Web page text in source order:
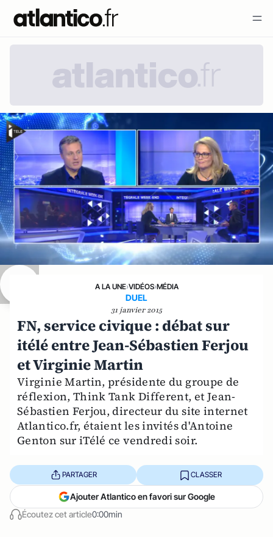
A LA UNE›VIDÉOS›MÉDIA
DUEL
31 janvier 2015
FN, service civique : débat sur
itélé entre Jean-Sébastien Ferjou
et Virginie Martin
Virginie Martin, présidente du groupe de
réflexion, Think Tank Different, et Jean-
Sébastien Ferjou, directeur du site internet
Atlantico.fr, étaient les invités d'Antoine
Genton sur iTélé ce vendredi soir.
Écoutez cet article0:00min
PARTAGER CLASSER
Ajouter Atlantico en favori sur Google